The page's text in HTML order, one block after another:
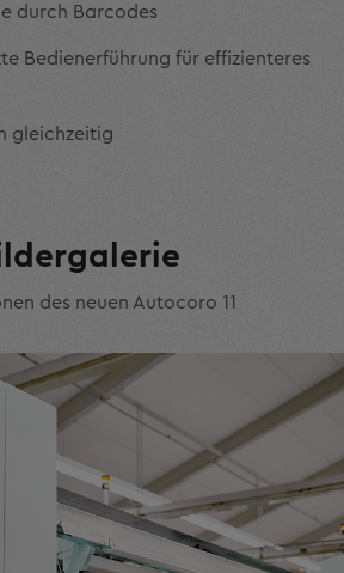
durch Barcodes
Bedienerführung für effizienteres
gleichzeitig
des neuen Autocoro 11